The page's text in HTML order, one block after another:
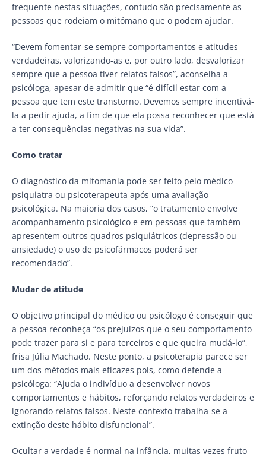
frequente nestas situações, contudo são precisamente as
pessoas que rodeiam o mitómano que o podem ajudar.
“Devem fomentar-se sempre comportamentos e atitudes
verdadeiras, valorizando-as e, por outro lado, desvalorizar
sempre que a pessoa tiver relatos falsos”, aconselha a
psicóloga, apesar de admitir que “é difícil estar com a
pessoa que tem este transtorno. Devemos sempre incentivá-
la a pedir ajuda, a fim de que ela possa reconhecer que está
a ter consequências negativas na sua vida”.
Como tratar
O diagnóstico da mitomania pode ser feito pelo médico
psiquiatra ou psicoterapeuta após uma avaliação
psicológica. Na maioria dos casos, “o tratamento envolve
acompanhamento psicológico e em pessoas que também
apresentem outros quadros psiquiátricos (depressão ou
ansiedade) o uso de psicofármacos poderá ser
recomendado”.
Mudar de atitude
O objetivo principal do médico ou psicólogo é conseguir que
a pessoa reconheça “os prejuízos que o seu comportamento
pode trazer para si e para terceiros e que queira mudá-lo”,
frisa Júlia Machado. Neste ponto, a psicoterapia parece ser
um dos métodos mais eficazes pois, como defende a
psicóloga: “Ajuda o indivíduo a desenvolver novos
comportamentos e hábitos, reforçando relatos verdadeiros e
ignorando relatos falsos. Neste contexto trabalha-se a
extinção deste hábito disfuncional”.
Ocultar a verdade é normal na infância, muitas vezes fruto